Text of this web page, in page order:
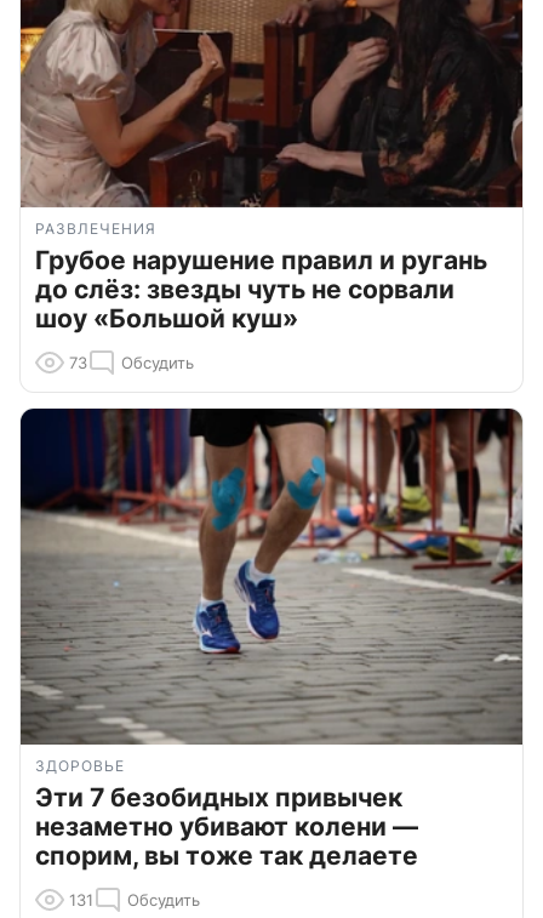
РАЗВЛЕЧЕНИЯ
Грубое нарушение правил и ругань
до слёз: звезды чуть не сорвали
шоу «Большой куш»
73 Обсудить
ЗДОРОВЬЕ
Эти 7 безобидных привычек
незаметно убивают колени —
спорим, вы тоже так делаете
131 Обсудить